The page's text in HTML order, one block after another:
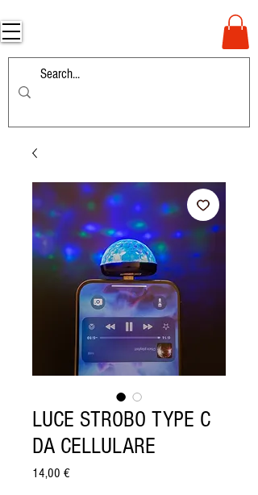
LUCE STROBO TYPE C
DA CELLULARE
14,00 €Prezzo